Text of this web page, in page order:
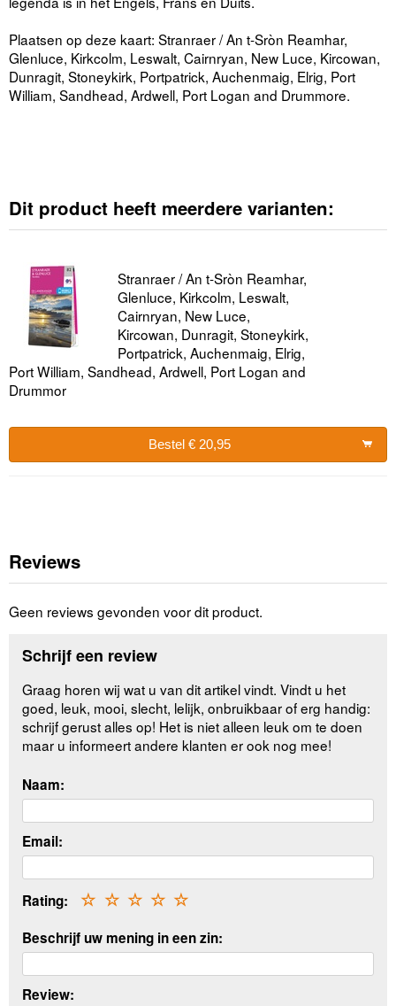
Plaatsen op deze kaart: Stranraer / An t-Sròn Reamhar,
Glenluce, Kirkcolm, Leswalt, Cairnryan, New Luce, Kircowan,
Dunragit, Stoneykirk, Portpatrick, Auchenmaig, Elrig, Port
William, Sandhead, Ardwell, Port Logan and Drummore.
Dit product heeft meerdere varianten:
Stranraer / An t-Sròn Reamhar,
Glenluce, Kirkcolm, Leswalt,
Cairnryan, New Luce,
Kircowan, Dunragit, Stoneykirk,
Portpatrick, Auchenmaig, Elrig,
Port William, Sandhead, Ardwell, Port Logan and
Drummor
Bestel € 20,95
Reviews
Geen reviews gevonden voor dit product.
Schrijf een review
Graag horen wij wat u van dit artikel vindt. Vindt u het
goed, leuk, mooi, slecht, lelijk, onbruikbaar of erg handig:
schrijf gerust alles op! Het is niet alleen leuk om te doen
maar u informeert andere klanten er ook nog mee!
Naam:
Email:
Rating: ☆
☆
☆
☆
☆
Beschrijf uw mening in een zin:
Review: